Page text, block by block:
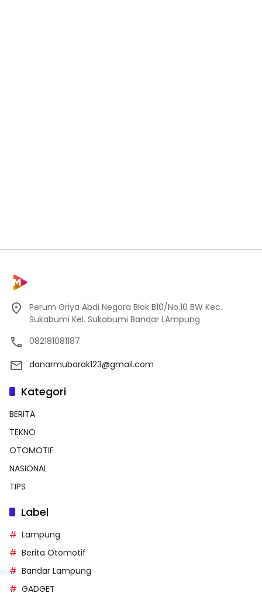
Perum Griya Abdi Negara Blok B10/No.10 BW Kec.
Sukabumi Kel. Sukabumi Bandar LAmpung
082181081187
danarmubarak123@gmail.com
Kategori
BERITA
TEKNO
OTOMOTIF
NASIONAL
TIPS
Label
Lampung
Berita Otomotif
Bandar Lampung
GADGET